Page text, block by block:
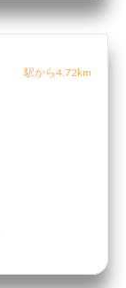
駅から4.72km